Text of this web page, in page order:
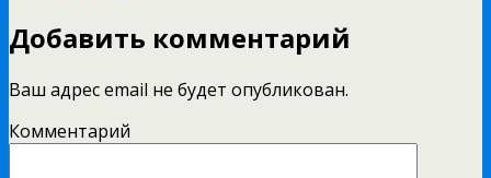
Добавить комментарий
Ваш адрес email не будет опубликован.
Комментарий